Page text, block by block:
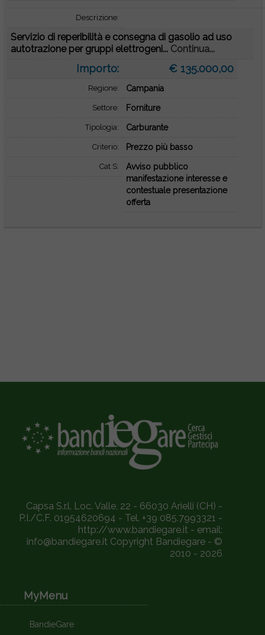
Descrizione:
Servizio di reperibilità e consegna di gasolio ad uso
autotrazione per gruppi elettrogeni... Continua...
Importo: € 135.000,00
Regione: Campania
Settore: Forniture
Tipologia: Carburante
Criterio: Prezzo più basso
Cat S:
Avviso pubblico
manifestazione interesse e
contestuale presentazione
offerta
Capsa S.r.l. Loc. Valle, 22 - 66030 Arielli (CH) -
P.I./C.F. 01954620694 - Tel. +39 085.7993321 -
http://www.bandiegare.it - email:
info@bandiegare.it Copyright Bandiegare - ©
2010 - 2026
MyMenu
BandieGare